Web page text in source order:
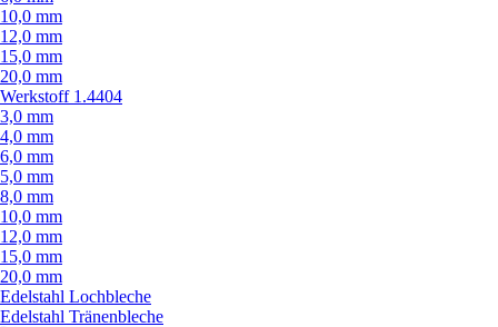
10,0 mm
12,0 mm
15,0 mm
20,0 mm
Werkstoff 1.4404
3,0 mm
4,0 mm
6,0 mm
5,0 mm
8,0 mm
10,0 mm
12,0 mm
15,0 mm
20,0 mm
Edelstahl Lochbleche
Edelstahl Tränenbleche